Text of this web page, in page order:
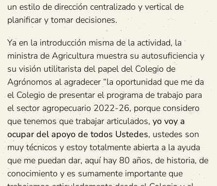
un estilo de dirección centralizado y vertical de
planificar y tomar decisiones.
Ya en la introducción misma de la actividad, la
ministra de Agricultura muestra su autosuficiencia y
su visión utilitarista del papel del Colegio de
Agrónomos al agradecer “la oportunidad que me da
el Colegio de presentar el programa de trabajo para
el sector agropecuario 2022-26, porque considero
que tenemos que trabajar articulados, yo voy a
ocupar del apoyo de todos Ustedes, ustedes son
muy técnicos y estoy totalmente abierta a la ayuda
que me puedan dar, aquí hay 80 años, de historia, de
conocimiento y es sumamente importante que